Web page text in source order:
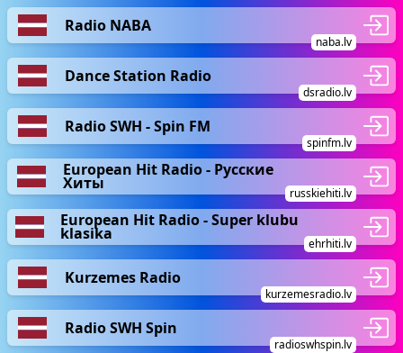
Radio NABA
naba.lv
Dance Station Radio
dsradio.lv
Radio SWH - Spin FM
spinfm.lv
European Hit Radio - Русские
Хиты
russkiehiti.lv
European Hit Radio - Super klubu
klasika
ehrhiti.lv
Kurzemes Radio
kurzemesradio.lv
Radio SWH Spin
radioswhspin.lv